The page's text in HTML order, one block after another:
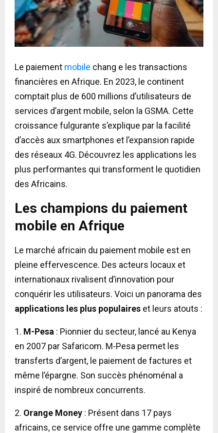
Le paiement mobile chang e les transactions
financières en Afrique. En 2023, le continent
comptait plus de 600 millions d’utilisateurs de
services d’argent mobile, selon la GSMA. Cette
croissance fulgurante s’explique par la facilité
d’accès aux smartphones et l’expansion rapide
des réseaux 4G. Découvrez les applications les
plus performantes qui transforment le quotidien
des Africains.
Les champions du paiement
mobile en Afrique
Le marché africain du paiement mobile est en
pleine effervescence. Des acteurs locaux et
internationaux rivalisent d’innovation pour
conquérir les utilisateurs. Voici un panorama des
applications les plus populaires et leurs atouts :
1. M-Pesa : Pionnier du secteur, lancé au Kenya
en 2007 par Safaricom. M-Pesa permet les
transferts d’argent, le paiement de factures et
même l’épargne. Son succès phénoménal a
inspiré de nombreux concurrents.
2. Orange Money : Présent dans 17 pays
africains, ce service offre une gamme complète